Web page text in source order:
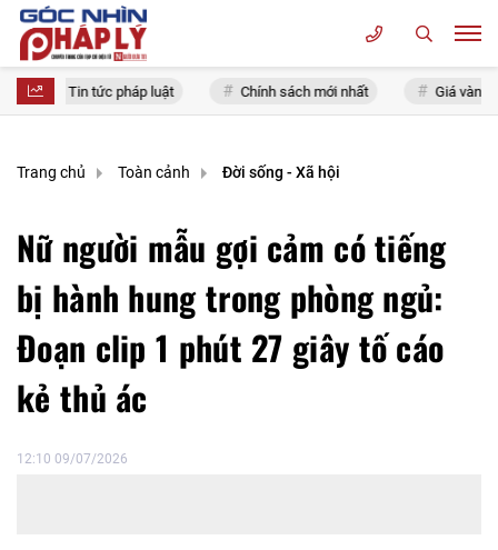
Tin tức pháp luật Chính sách mới nhất Giá vàng hôm
Trang chủ Toàn cảnh Đời sống - Xã hội
Nữ người mẫu gợi cảm có tiếng
bị hành hung trong phòng ngủ:
Đoạn clip 1 phút 27 giây tố cáo
kẻ thủ ác
12:10 09/07/2026